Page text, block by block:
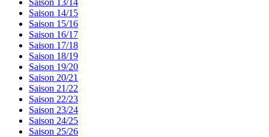
Saison 14/15
Saison 15/16
Saison 16/17
Saison 17/18
Saison 18/19
Saison 19/20
Saison 20/21
Saison 21/22
Saison 22/23
Saison 23/24
Saison 24/25
Saison 25/26